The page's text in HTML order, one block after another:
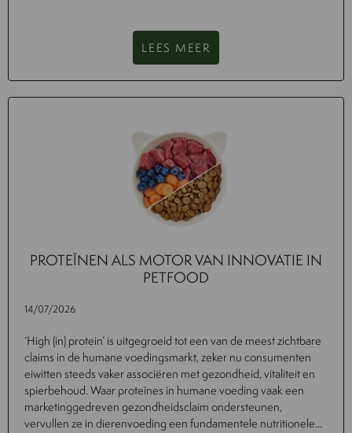
LEES MEER
PROTEÏNEN ALS MOTOR VAN INNOVATIE IN
PETFOOD
14/07/2026
‘High (in) protein’ is uitgegroeid tot een van de meest zichtbare
claims in de humane voedingsmarkt, zeker nu consumenten
eiwitten steeds vaker associëren met gezondheid, vitaliteit en
spierbehoud. Waar proteïnes in humane voeding vaak een
marketinggedreven gezondheidsclaim ondersteunen,
vervullen ze in dierenvoeding een fundamentele nutritionele...